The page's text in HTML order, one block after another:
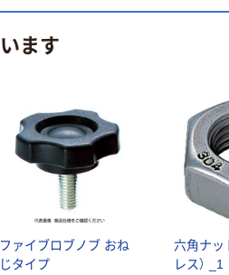
ます
ファイブロブノブ おね
じタイプ
六角ナッ
レス） _1